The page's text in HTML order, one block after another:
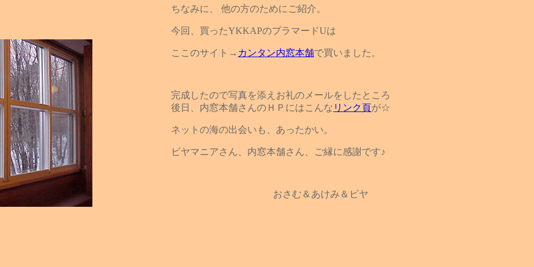
ちなみに、 他の方のためにご紹介。
今回、買ったYKKAPのプラマードUは
ここのサイト→ カンタン内窓本舗で買いました。
完成したので写真を添えお礼のメールをしたところ
後日、内窓本舗さんのＨＰにはこんな リンク頁が☆
ネットの海の出会いも、あったかい。
ビヤマニアさん、内窓本舗さん、ご縁に感謝です♪
おさむ＆あけみ＆ビヤ